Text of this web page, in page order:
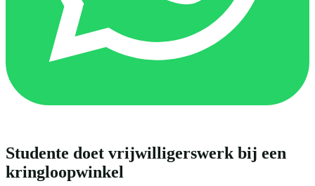
Studente doet vrijwilligerswerk bij een
kringloopwinkel